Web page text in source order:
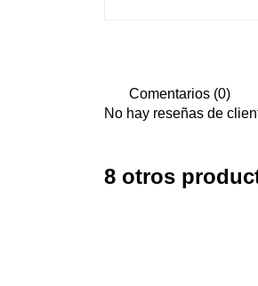
Comentarios (0)
No hay reseñas de
8 otros